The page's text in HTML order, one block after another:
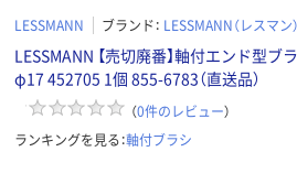
LESSMANN ブランド： LESSMANN（レスマン）
LESSMANN 【売切廃番】軸付エンド型
φ17 452705 1個 855-6783（直送品）
（0件のレビュー）
ランキングを見る：軸付ブラシ